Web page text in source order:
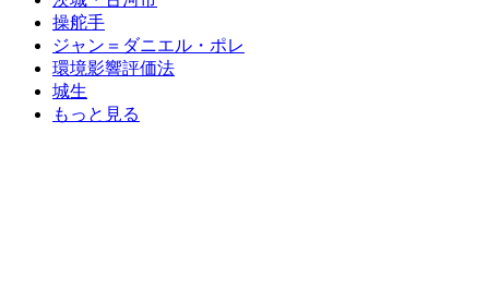
操舵手
ジャン＝ダニエル・ポレ
環境影響評価法
城生
もっと見る